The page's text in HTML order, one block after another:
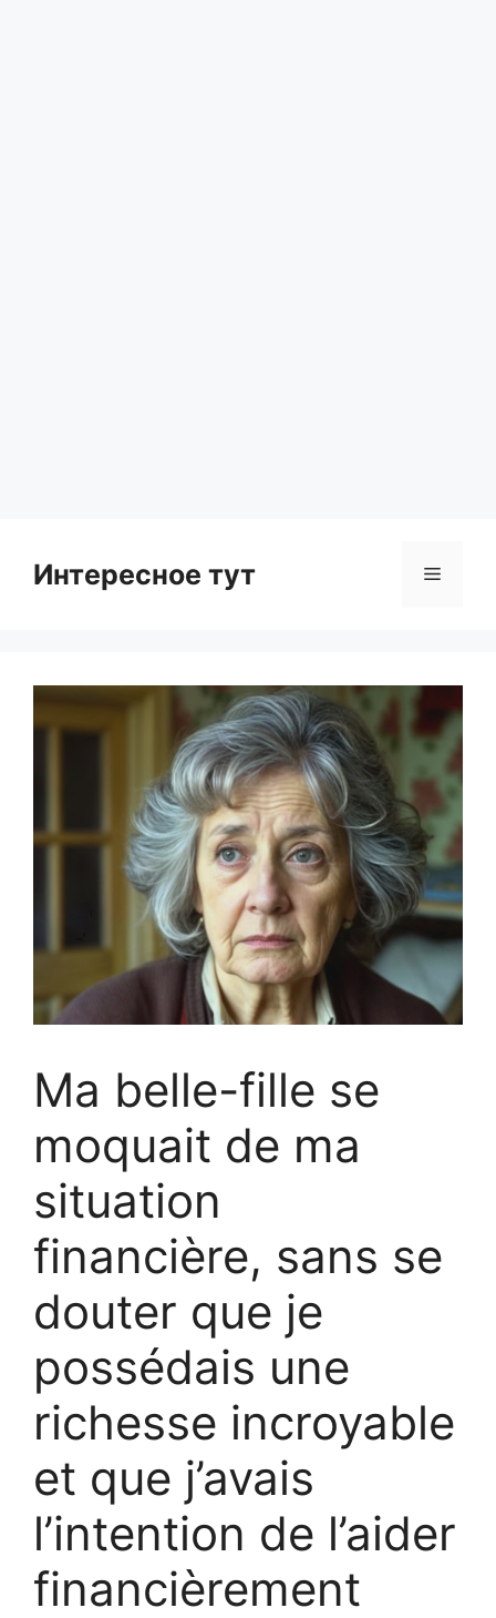
Интересное тут Menu
Ma belle-fille se
moquait de ma
situation
financière, sans se
douter que je
possédais une
richesse incroyable
et que j’avais
l’intention de l’aider
financièrement